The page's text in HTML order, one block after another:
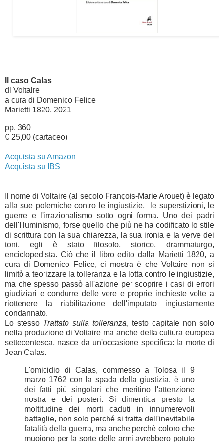
Il caso Calas
di Voltaire
a cura di Domenico Felice
Marietti 1820, 2021
pp. 360
€ 25,00 (cartaceo)
Acquista su Amazon
Acquista su IBS
Il nome di Voltaire (al secolo François-Marie Arouet) è legato
alla sue polemiche contro le ingiustizie,  le superstizioni, le
guerre e l'irrazionalismo sotto ogni forma. Uno dei padri
dell'Illuminismo, forse quello che più ne ha codificato lo stile
di scrittura con la sua chiarezza, la sua ironia e la verve dei
toni, egli è stato filosofo, storico, drammaturgo,
enciclopedista. Ciò che il libro edito dalla Marietti 1820, a
cura di Domenico Felice, ci mostra è che Voltaire non si
limitò a teorizzare la tolleranza e la lotta contro le ingiustizie,
ma che spesso passò all'azione per scoprire i casi di errori
giudiziari e condurre delle vere e proprie inchieste volte a
riottenere la riabilitazione dell'imputato ingiustamente
condannato.
Lo stesso Trattato sulla tolleranza, testo capitale non solo
nella produzione di Voltaire ma anche della cultura europea
settecentesca, nasce da un'occasione specifica: la morte di
Jean Calas.
L'omicidio di Calas, commesso a Tolosa il 9
marzo 1762 con la spada della giustizia, è uno
dei fatti più singolari che meritino l'attenzione
nostra e dei posteri. Si dimentica presto la
moltitudine dei morti caduti in innumerevoli
battaglie, non solo perché si tratta dell'inevitabile
fatalità della guerra, ma anche perché coloro che
muoiono per la sorte delle armi avrebbero potuto